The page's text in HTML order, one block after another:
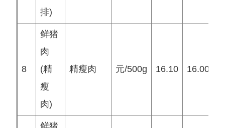
排)
8
鲜猪
肉
(精
瘦
肉)
精瘦肉 元/500g 16.10 16.00
鲜猪